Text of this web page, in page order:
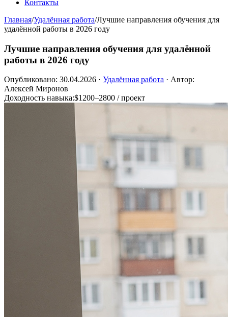
Контакты
Главная/Удалённая работа/Лучшие направления обучения для
удалённой работы в 2026 году
Лучшие направления обучения для удалённой
работы в 2026 году
Опубликовано: 30.04.2026 · Удалённая работа · Автор:
Алексей Миронов
Доходность навыка:$1200–2800 / проект